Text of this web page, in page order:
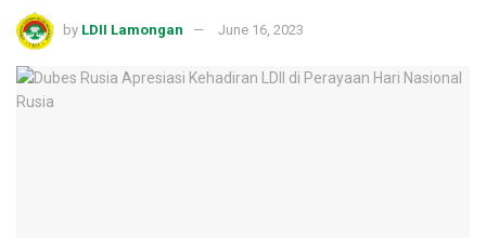
by LDII Lamongan June 16, 2023